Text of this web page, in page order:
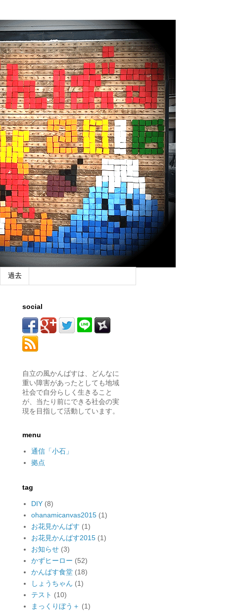
過去
social
自立の風かんばすは、どんなに
重い障害があったとしても地域
社会で自分らしく生きること
が、当たり前にできる社会の実
現を目指して活動しています。
menu
通信「小石」
拠点
tag
DIY (8)
ohanamicanvas2015 (1)
お花見かんばす (1)
お花見かんばす2015 (1)
お知らせ (3)
かずヒーロー (52)
かんばす食堂 (18)
しょうちゃん (1)
テスト (10)
まっくりぼう＋ (1)